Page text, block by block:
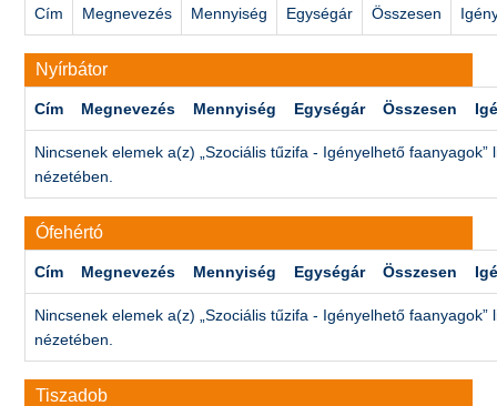
Cím Megnevezés Mennyiség Egységár Összesen
Nyírbátor
Cím Megnevezés Mennyiség Egységár Összesen
Nincsenek elemek a(z) „Szociális tűzifa - Igényelhető faanyagok”
nézetében.
Ófehértó
Cím Megnevezés Mennyiség Egységár Összesen
Nincsenek elemek a(z) „Szociális tűzifa - Igényelhető faanyagok”
nézetében.
Tiszadob